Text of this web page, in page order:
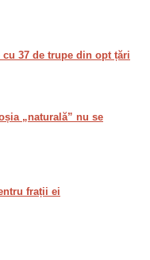
37 de trupe din opt țări
„naturală” nu se
frații ei